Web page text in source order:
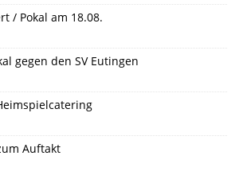
/ Pokal am 18.08.
gegen den SV Eutingen
Auftakt